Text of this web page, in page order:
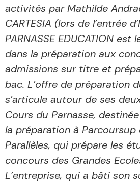
activités par Mathilde
CARTESIA (lors de l’entrée
PARNASSE EDUCATION est
dans la préparation aux
admissions sur titre et
bac. L’offre de préparation
s’articule autour de ses
Cours du Parnasse,
la préparation à
Parallèles, qui prépare les
concours des Grandes
L’entreprise, qui a bâti son